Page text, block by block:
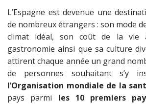
L’Espagne est devenue une
de nombreux étrangers : son mode
climat idéal, son coût de la vie
gastronomie ainsi que sa culture
attirent chaque année un grand
de personnes souhaitant s’y
l’Organisation mondiale de la
pays parmi les 10 premiers